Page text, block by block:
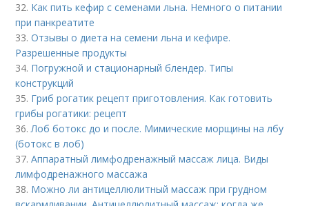
32. Как пить кефир с семенами льна. Немного о питании
при панкреатите
33.Отзывы о диета на семени льна и кефире.
Разрешенные продукты
34. Погружной и стационарный блендер. Типы
конструкций
35. Гриб рогатик рецепт приготовления. Как готовить
грибы рогатики: рецепт
36.Лоб ботокс до и после. Мимические морщины на лбу
(ботокс в лоб)
37.Аппаратный лимфодренажный массаж лица. Виды
лимфодренажного массажа
38. Можно ли антицеллюлитный массаж при грудном